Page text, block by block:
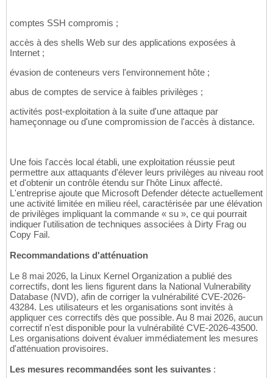
comptes SSH compromis ;
accès à des shells Web sur des applications exposées à
Internet ;
évasion de conteneurs vers l'environnement hôte ;
abus de comptes de service à faibles privilèges ;
activités post-exploitation à la suite d'une attaque par
hameçonnage ou d'une compromission de l'accès à distance.
Une fois l'accès local établi, une exploitation réussie peut
permettre aux attaquants d'élever leurs privilèges au niveau root
et d'obtenir un contrôle étendu sur l'hôte Linux affecté.
L'entreprise ajoute que Microsoft Defender détecte actuellement
une activité limitée en milieu réel, caractérisée par une élévation
de privilèges impliquant la commande « su », ce qui pourrait
indiquer l'utilisation de techniques associées à Dirty Frag ou
Copy Fail.
Recommandations d'atténuation
Le 8 mai 2026, la Linux Kernel Organization a publié des
correctifs, dont les liens figurent dans la National Vulnerability
Database (NVD), afin de corriger la vulnérabilité CVE-2026-
43284. Les utilisateurs et les organisations sont invités à
appliquer ces correctifs dès que possible. Au 8 mai 2026, aucun
correctif n'est disponible pour la vulnérabilité CVE-2026-43500.
Les organisations doivent évaluer immédiatement les mesures
d'atténuation provisoires.
Les mesures recommandées sont les suivantes :